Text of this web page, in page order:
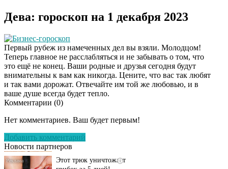
Дева: гороскоп на 1 декабря 2023
Бизнес-гороскоп
Первый рубеж из намеченных дел вы взяли. Молодцом!
Теперь главное не расслабляться и не забывать о том, что
это ещё не конец. Ваши родные и друзья сегодня будут
внимательны к вам как никогда. Цените, что вас так любят
и так вами дорожат. Отвечайте им той же любовью, и в
ваше душе всегда будет тепло.
Комментарии (0)
Нет комментариев. Ваш будет первым!
Добавить комментарий
Новости партнеров
Даже самый
исчезнет с корнем,
грибок за 5 дней!